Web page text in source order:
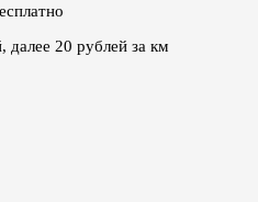
20 рублей за км